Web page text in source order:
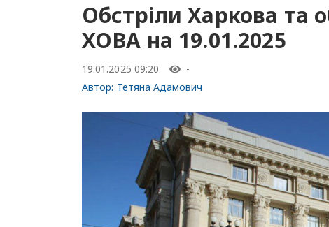
Обстріли Харкова та
ХОВА на 19.01.2025
19.01.2025 09:20
-
Автор: Тетяна Адамович